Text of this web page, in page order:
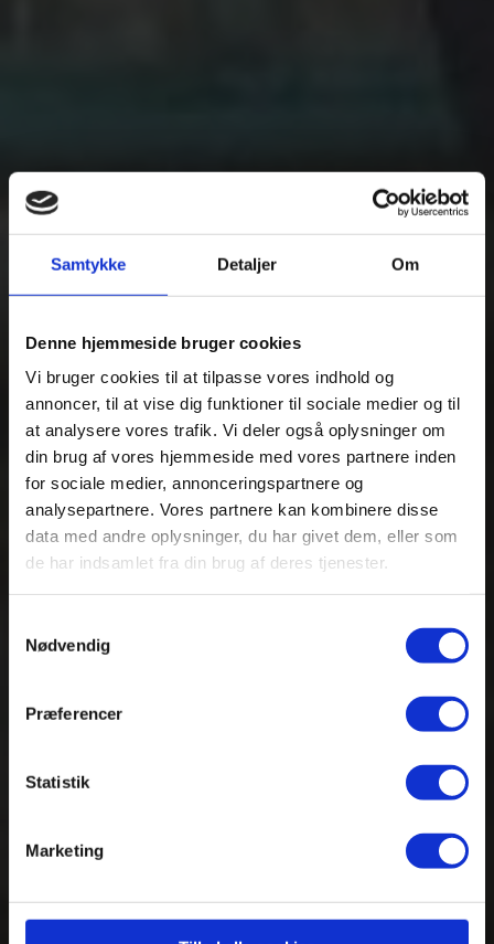
Samtykke Detaljer Om
Denne hjemmeside bruger cookies
Vi bruger cookies til at tilpasse vores indhold og
annoncer, til at vise dig funktioner til sociale medier og til
at analysere vores trafik. Vi deler også oplysninger om
din brug af vores hjemmeside med vores partnere inden
for sociale medier, annonceringspartnere og
analysepartnere. Vores partnere kan kombinere disse
data med andre oplysninger, du har givet dem, eller som
de har indsamlet fra din brug af deres tjenester.
Nødvendig
Præferencer
Statistik
Marketing
Ildsjælen